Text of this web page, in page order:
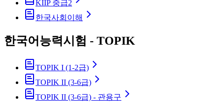
KIIP 중급2
한국사회이해
한국어능력시험 - TOPIK
TOPIK I (1-2급)
TOPIK II (3-6급)
TOPIK II (3-6급) - 관용구